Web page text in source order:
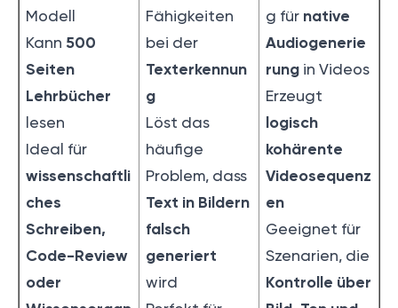
Modell
Kann 500
Seiten
Lehrbücher
lesen
Ideal für
wissenschaftli
ches
Schreiben,
Code-Review
oder
Fähigkeiten
bei der
Texterkennun
g
Löst das
häufige
Problem, dass
Text in Bildern
falsch
generiert
wird
g für native
Audiogenerie
rung in Videos
Erzeugt
logisch
kohärente
Videosequenz
en
Geeignet für
Szenarien, die
Kontrolle über